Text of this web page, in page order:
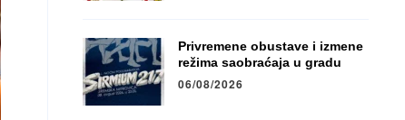
Privremene obustave i izmene
režima saobraćaja u gradu
06/08/2026